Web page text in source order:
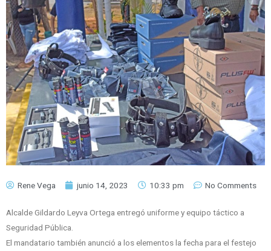
Rene Vega junio 14, 2023 10:33 pm No Comments
Alcalde Gildardo Leyva Ortega entregó uniforme y equipo táctico a
Seguridad Pública.
El mandatario también anunció a los elementos la fecha para el festejo